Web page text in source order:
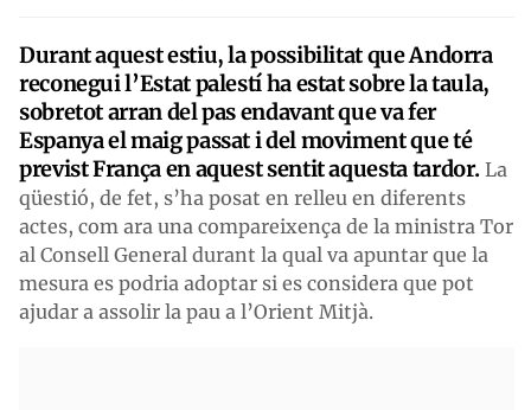
Durant aquest estiu, la possibilitat que Andorra
reconegui l’Estat palestí ha estat sobre la taula,
sobretot arran del pas endavant que va fer
Espanya el maig passat i del moviment que té
previst França en aquest sentit aquesta tardor. La
qüestió, de fet, s’ha posat en relleu en diferents
actes, com ara una compareixença de la ministra Tor
al Consell General durant la qual va apuntar que la
mesura es podria adoptar si es considera que pot
ajudar a assolir la pau a l’Orient Mitjà.